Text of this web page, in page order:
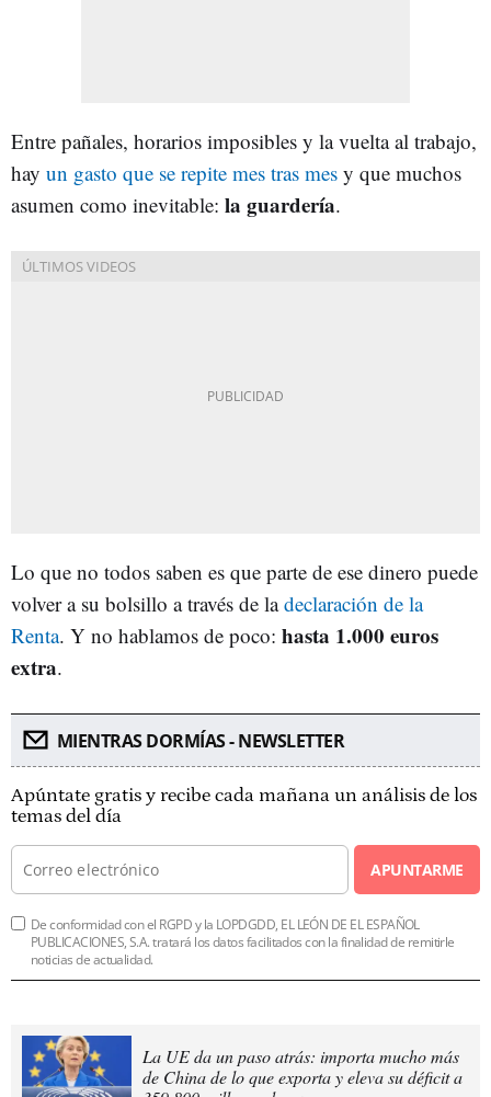
Entre pañales, horarios imposibles y la vuelta al trabajo,
hay un gasto que se repite mes tras mes y que muchos
asumen como inevitable: la guardería.
Lo que no todos saben es que parte de ese dinero puede
volver a su bolsillo a través de ladeclaración de la
Renta. Y no hablamos de poco: hasta 1.000 euros
extra.
MIENTRAS DORMÍAS - NEWSLETTER
Apúntate gratis y recibe cada mañana un análisis de los
temas del día
APUNTARME
De conformidad con el RGPD y la LOPDGDD, EL LEÓN DE EL ESPAÑOL
PUBLICACIONES, S.A. tratará los datos facilitados con la finalidad de remitirle
noticias de actualidad.
La UE da un paso atrás: importa mucho más
de China de lo que exporta y eleva su déficit a